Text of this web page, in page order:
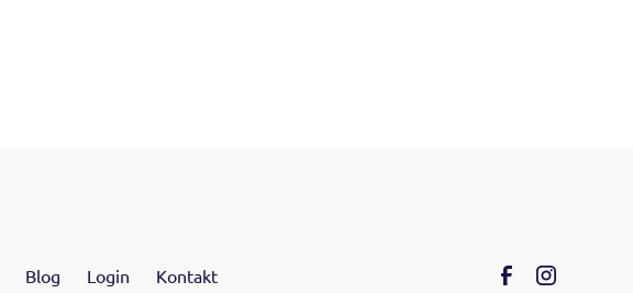
Blog Login Kontakt